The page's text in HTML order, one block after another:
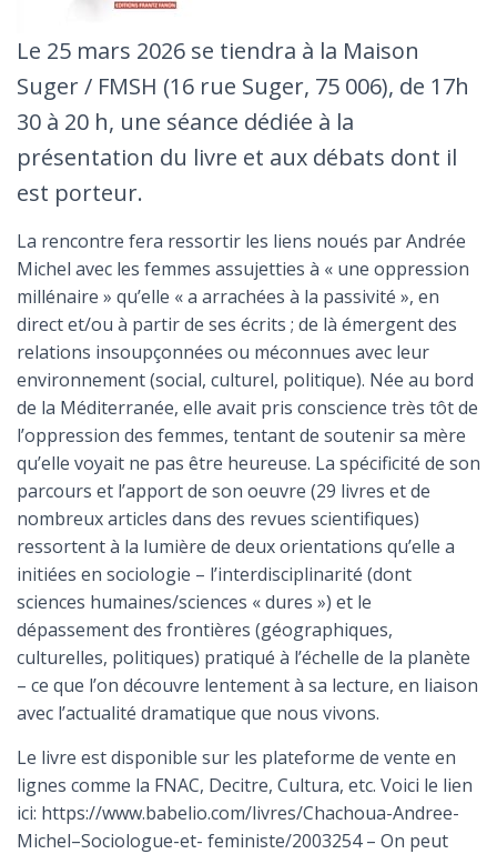
Le 25 mars 2026 se tiendra à la Maison
Suger / FMSH (16 rue Suger, 75 006), de 17h
30 à 20 h, une séance dédiée à la
présentation du livre et aux débats dont il
est porteur.
La rencontre fera ressortir les liens noués par Andrée
Michel avec les femmes assujetties à « une oppression
millénaire » qu’elle « a arrachées à la passivité », en
direct et/ou à partir de ses écrits ; de là émergent des
relations insoupçonnées ou méconnues avec leur
environnement (social, culturel, politique). Née au bord
de la Méditerranée, elle avait pris conscience très tôt de
l’oppression des femmes, tentant de soutenir sa mère
qu’elle voyait ne pas être heureuse. La spécificité de son
parcours et l’apport de son oeuvre (29 livres et de
nombreux articles dans des revues scientifiques)
ressortent à la lumière de deux orientations qu’elle a
initiées en sociologie – l’interdisciplinarité (dont
sciences humaines/sciences « dures ») et le
dépassement des frontières (géographiques,
culturelles, politiques) pratiqué à l’échelle de la planète
– ce que l’on découvre lentement à sa lecture, en liaison
avec l’actualité dramatique que nous vivons.
Le livre est disponible sur les plateforme de vente en
lignes comme la FNAC, Decitre, Cultura, etc. Voici le lien
ici: https://www.babelio.com/livres/Chachoua-Andree-
Michel–Sociologue-et- feministe/2003254 – On peut